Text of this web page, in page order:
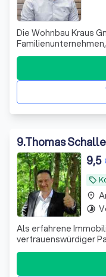
Die Wohnbau Kraus
hochwertiges
und Umgebung
regionalen Partnern
zuverlässig Ihr neues
9.Thomas
local_offer
9,5
Als erfahrene
vertrauenswürdiger
die Miete von
Kauf oder die Miete
Entscheidung ist, und
place
timelapse